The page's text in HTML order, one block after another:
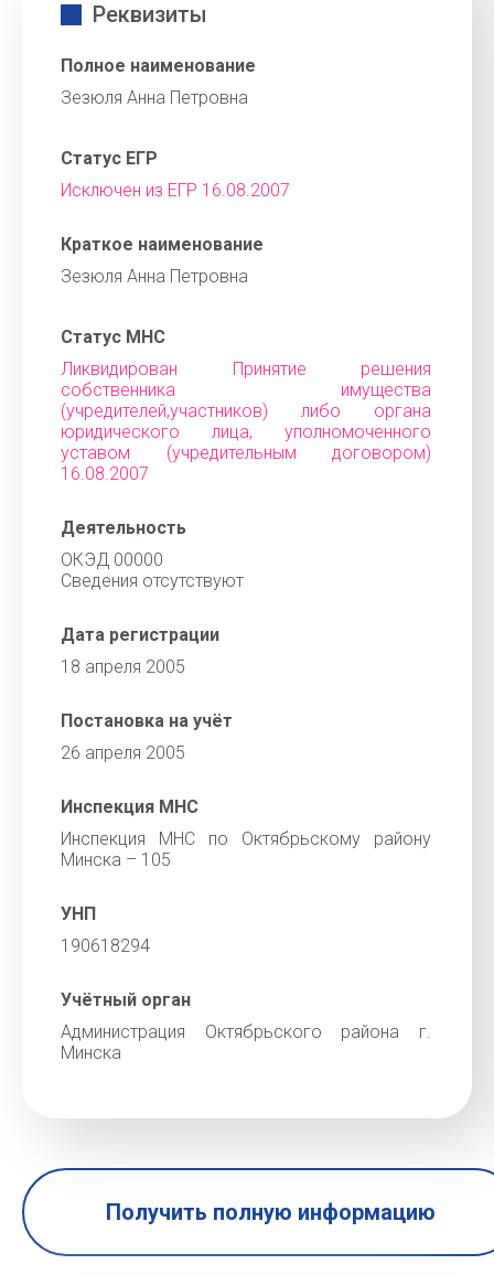
Реквизиты
Полное наименование
Зезюля Анна Петровна
Статус ЕГР
Исключен из ЕГР 16.08.2007
Краткое наименование
Зезюля Анна Петровна
Статус МНС
Ликвидирован Принятие решения
собственника имущества
(учредителей,участников) либо органа
юридического лица, уполномоченного
уставом (учредительным договором)
16.08.2007
Деятельность
ОКЭД 00000
Cведения отсутствуют
Дата регистрации
18 апреля 2005
Постановка на учёт
26 апреля 2005
Инспекция МНС
Инспекция МНС по Октябрьскому району
Минска – 105
УНП
190618294
Учётный орган
Администрация Октябрьского района г.
Минска
Получить полную информацию